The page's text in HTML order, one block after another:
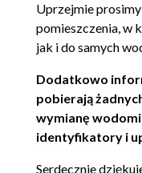
Uprzejmie
pomieszczenia, w
jak i do samych
Dodatkowo
pobierają
wymianę
identyfikatory i
Serdecznie